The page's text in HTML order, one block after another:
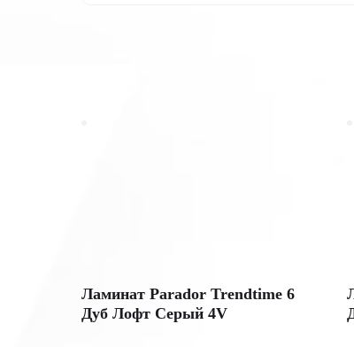
Ламинат Parador Trendtime 6
Дуб Лофт Серый 4V